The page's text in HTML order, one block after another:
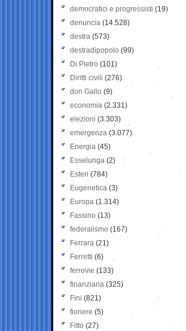
democratici e progressisti (19)
denuncia (14.528)
destra (573)
destradipopolo (99)
Di Pietro (101)
Diritti civili (276)
don Gallo (9)
economia (2.331)
elezioni (3.303)
emergenza (3.077)
Energia (45)
Esselunga (2)
Esteri (784)
Eugenetica (3)
Europa (1.314)
Fassino (13)
federalismo (167)
Ferrara (21)
Ferretti (6)
ferrovie (133)
finanziaria (325)
Fini (821)
fioriere (5)
Fitto (27)